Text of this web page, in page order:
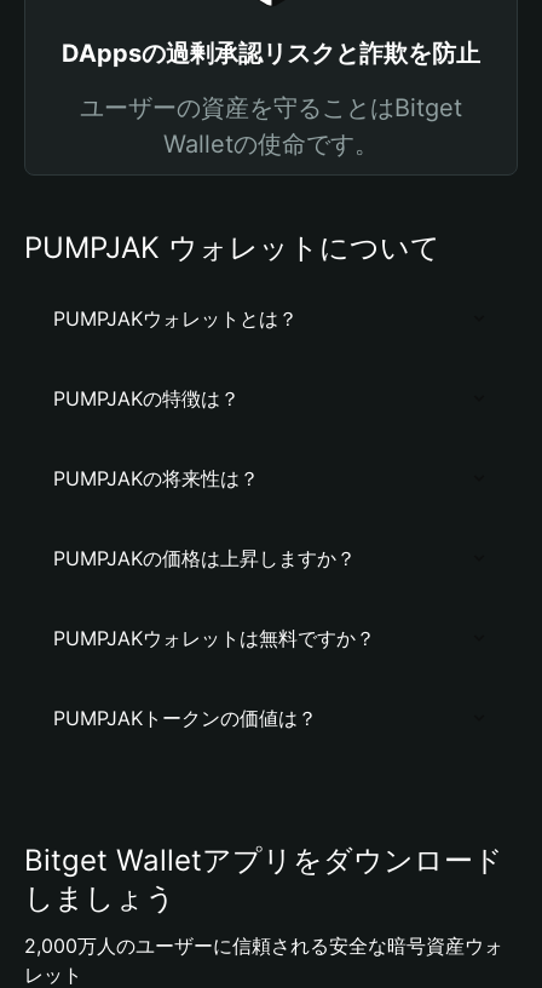
DAppsの過剰承認リスクと詐欺を防止
ユーザーの資産を守ることはBitget
Walletの使命です。
PUMPJAK ウォレットについて
PUMPJAKウォレットとは？
PUMPJAKの特徴は？
PUMPJAKの将来性は？
PUMPJAKの価格は上昇しますか？
PUMPJAKウォレットは無料ですか？
PUMPJAKトークンの価値は？
Bitget Walletアプリをダウンロード
しましょう
2,000万人のユーザーに信頼される安全な暗号資産ウォ
レット